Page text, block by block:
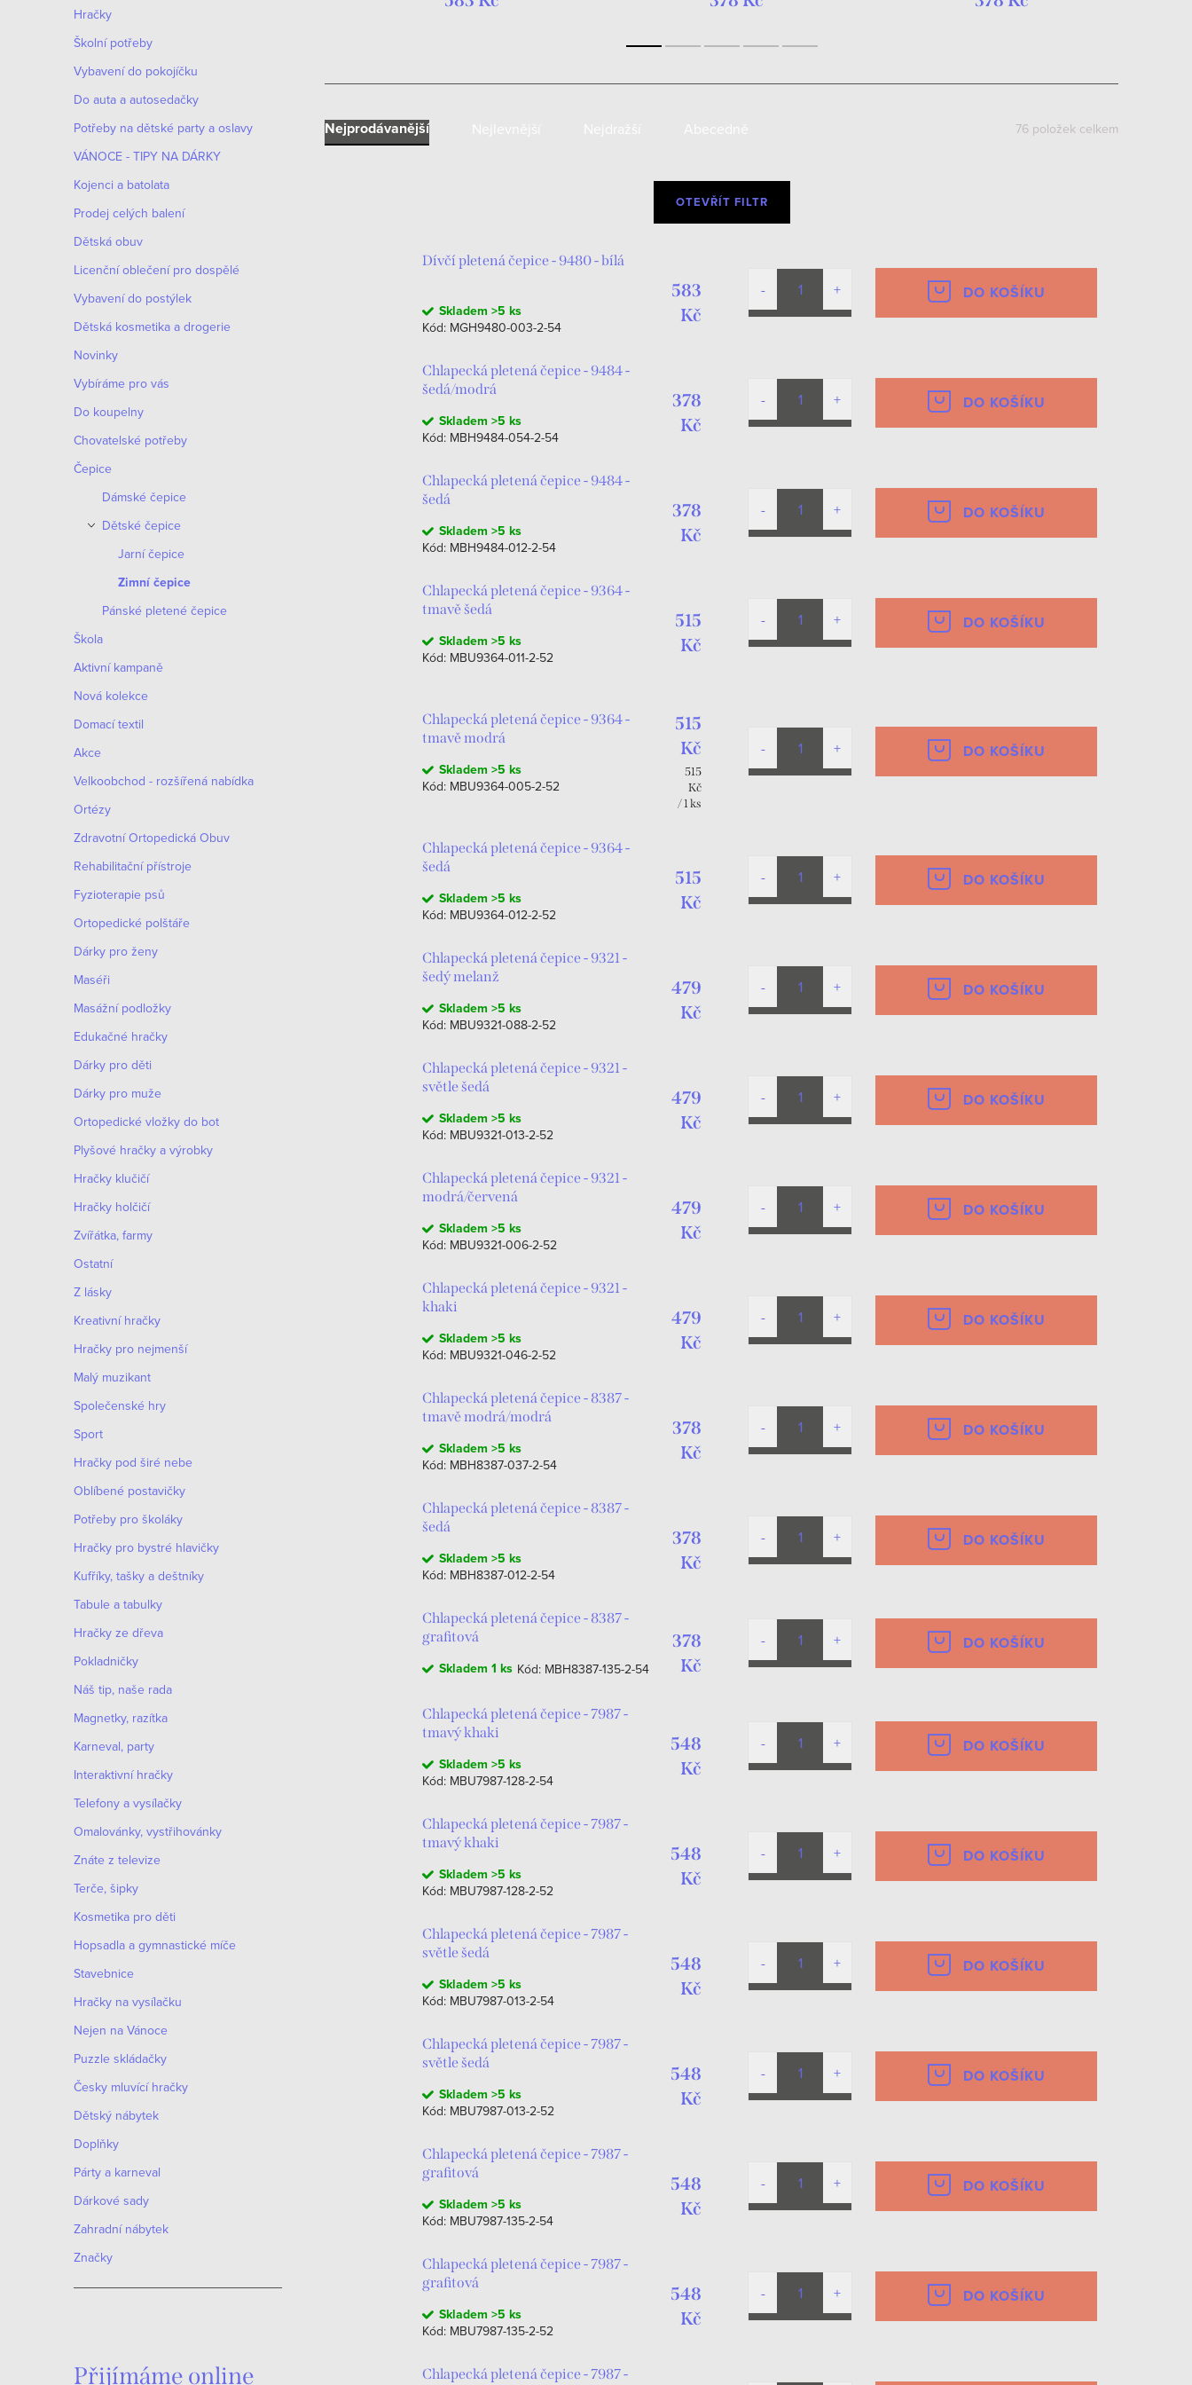
n
n
í
p
a
n
e
l
Hračky
Školní potřeby
Vybavení do pokojíčku
Do auta a autosedačky
Potřeby na dětské party a oslavy
VÁNOCE - TIPY NA DÁRKY
Kojenci a batolata
Prodej celých balení
Dětská obuv
Licenční oblečení pro dospělé
Vybavení do postýlek
Dětská kosmetika a drogerie
Novinky
Vybíráme pro vás
Do koupelny
Chovatelské potřeby
Čepice
Dámské čepice
Dětské čepice
Jarní čepice
Zimní čepice
Pánské pletené čepice
Škola
Aktivní kampaně
Nová kolekce
Domací textil
Akce
Velkoobchod - rozšířená nabídka
Ortézy
Zdravotní Ortopedická Obuv
Rehabilitační přístroje
Fyzioterapie psů
Ortopedické polštáře
Dárky pro ženy
Maséři
Masážní podložky
Edukačné hračky
Dárky pro děti
Dárky pro muže
Оrtopedické vložky do bot
Plyšové hračky a výrobky
Hračky klučičí
Hračky holčičí
Zvířátka, farmy
Ostatní
Z lásky
Kreativní hračky
Hračky pro nejmenší
Malý muzikant
Společenské hry
Sport
Hračky pod širé nebe
Oblíbené postavičky
Potřeby pro školáky
Hračky pro bystré hlavičky
Kufříky, tašky a deštníky
Tabule a tabulky
Hračky ze dřeva
Pokladničky
Náš tip, naše rada
Magnetky, razítka
Karneval, party
Interaktivní hračky
Telefony a vysílačky
Omalovánky, vystřihovánky
Znáte z televize
Terče, šipky
Kosmetika pro děti
Hopsadla a gymnastické míče
Stavebnice
Hračky na vysílačku
Nejen na Vánoce
Puzzle skládačky
Česky mluvící hračky
Dětský nábytek
Doplňky
Párty a karneval
Dárkové sady
Zahradní nábytek
Značky
Přijímáme online
Ř
Nejprodávanější 76 položek celkem
OTEVŘÍT FILTR
Dívčí pletená čepice - 9480 - bílá
Skladem >5 ks
Kód: MGH9480-003-2-54
583
Kč
DO KOŠÍKU
Chlapecká pletená čepice - 9484 -
šedá/modrá
Skladem >5 ks
Kód: MBH9484-054-2-54
378
Kč
DO KOŠÍKU
Chlapecká pletená čepice - 9484 -
šedá
Skladem >5 ks
Kód: MBH9484-012-2-54
378
Kč
DO KOŠÍKU
Chlapecká pletená čepice - 9364 -
tmavě šedá
Skladem >5 ks
Kód: MBU9364-011-2-52
515
Kč
DO KOŠÍKU
Chlapecká pletená čepice - 9364 -
tmavě modrá
Skladem >5 ks
Kód: MBU9364-005-2-52
515
Kč
Měrná
cena:
515
Kč
/ 1 ks
DO KOŠÍKU
Chlapecká pletená čepice - 9364 -
šedá
Skladem >5 ks
Kód: MBU9364-012-2-52
515
Kč
DO KOŠÍKU
Chlapecká pletená čepice - 9321 -
šedý melanž
Skladem >5 ks
Kód: MBU9321-088-2-52
479
Kč
DO KOŠÍKU
Chlapecká pletená čepice - 9321 -
světle šedá
Skladem >5 ks
Kód: MBU9321-013-2-52
479
Kč
DO KOŠÍKU
Chlapecká pletená čepice - 9321 -
modrá/červená
Skladem >5 ks
Kód: MBU9321-006-2-52
479
Kč
DO KOŠÍKU
Chlapecká pletená čepice - 9321 -
khaki
Skladem >5 ks
Kód: MBU9321-046-2-52
479
Kč
DO KOŠÍKU
Chlapecká pletená čepice - 8387 -
tmavě modrá/modrá
Skladem >5 ks
Kód: MBH8387-037-2-54
378
Kč
DO KOŠÍKU
Chlapecká pletená čepice - 8387 -
šedá
Skladem >5 ks
Kód: MBH8387-012-2-54
378
Kč
DO KOŠÍKU
Chlapecká pletená čepice - 8387 -
grafitová
Skladem 1 ks Kód: MBH8387-135-2-54
378
Kč
DO KOŠÍKU
Chlapecká pletená čepice - 7987 -
tmavý khaki
Skladem >5 ks
Kód: MBU7987-128-2-54
548
Kč
DO KOŠÍKU
Chlapecká pletená čepice - 7987 -
tmavý khaki
Skladem >5 ks
Kód: MBU7987-128-2-52
548
Kč
DO KOŠÍKU
Chlapecká pletená čepice - 7987 -
světle šedá
Skladem >5 ks
Kód: MBU7987-013-2-54
548
Kč
DO KOŠÍKU
Chlapecká pletená čepice - 7987 -
světle šedá
Skladem >5 ks
Kód: MBU7987-013-2-52
548
Kč
DO KOŠÍKU
Chlapecká pletená čepice - 7987 -
grafitová
Skladem >5 ks
Kód: MBU7987-135-2-54
548
Kč
DO KOŠÍKU
Chlapecká pletená čepice - 7987 -
grafitová
Skladem >5 ks
Kód: MBU7987-135-2-52
548
Kč
DO KOŠÍKU
Chlapecká pletená čepice - 7987 -